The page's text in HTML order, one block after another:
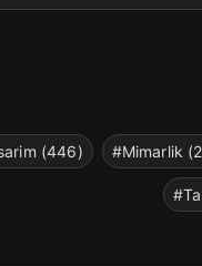
(446) #Mimarlik